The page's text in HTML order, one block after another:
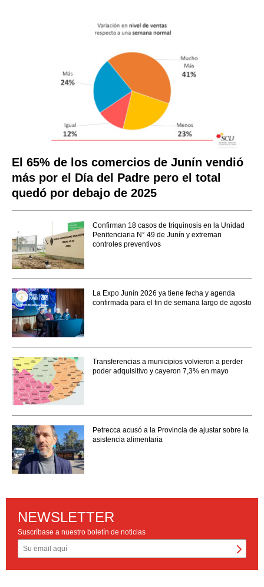
El 65% de los comercios de Junín vendió
más por el Día del Padre pero el total
quedó por debajo de 2025
Confirman 18 casos de triquinosis en la Unidad
Penitenciaria N° 49 de Junín y extreman
controles preventivos
La Expo Junín 2026 ya tiene fecha y agenda
confirmada para el fin de semana largo de agosto
Transferencias a municipios volvieron a perder
poder adquisitivo y cayeron 7,3% en mayo
Petrecca acusó a la Provincia de ajustar sobre la
asistencia alimentaria
NEWSLETTER
Suscríbase a nuestro boletín de noticias